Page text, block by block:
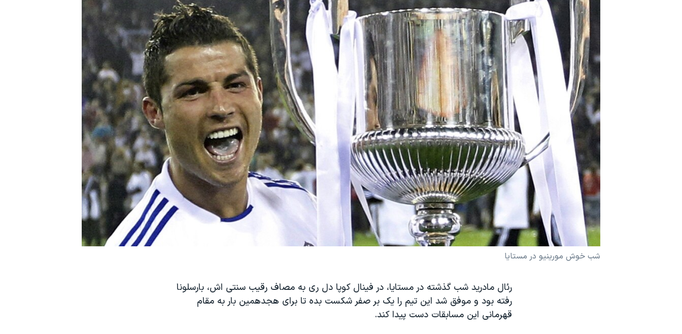
انتخابات ریاست جمهوری آمریکا ۲۰۲۴
حمله جمهوری اسلامی به اسرائیل
اعتراضات زن، زندگی، آزادی
مجموعه مستندهای دادخواهی
چهل سال گروگان‌گیری
قانون شفافیت دارائی کادر رهبری ایران
اعتراضات مردمی آبان ۹۸
نرگس محمدی برنده جایزه نوبل صلح
همایش محافظه‌کاران آمریکا «سی‌پک»
شب خوش مورینیو در مستایا
رئال مادرید شب گذشته در مستایا، در فینال کوپا دل ری به مصاف رقیب سنتی اش، بارسلونا
رفته بود و موفق شد این تیم را یک بر صفر شکست بده تا برای هجدهمین بار به مقام
قهرمانی این مسابقات دست پیدا کند.